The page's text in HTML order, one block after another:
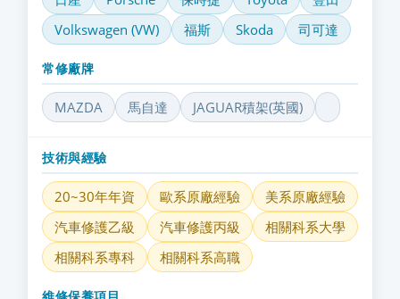
Volkswagen (VW)
福斯 Skoda 司可達
常修廠牌
MAZDA 馬自達 JAGUAR積架(英國)
技術與經驗
20~30年年資 歐系原廠經驗
美系原廠經驗
汽車修護乙級
汽車修護丙級
相關科系大學
相關科系專科
相關科系高職
維修保養項目